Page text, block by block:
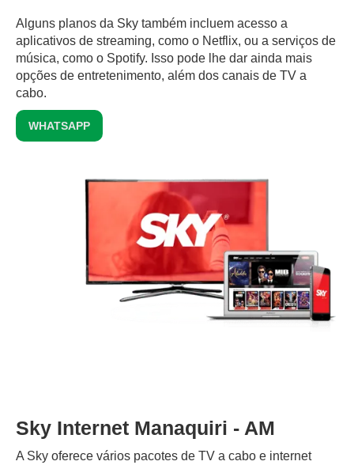
Alguns planos da Sky também incluem acesso a
aplicativos de streaming, como o Netflix, ou a serviços de
música, como o Spotify. Isso pode lhe dar ainda mais
opções de entretenimento, além dos canais de TV a
cabo.
WHATSAPP
Sky Internet Manaquiri - AM
A Sky oferece vários pacotes de TV a cabo e internet